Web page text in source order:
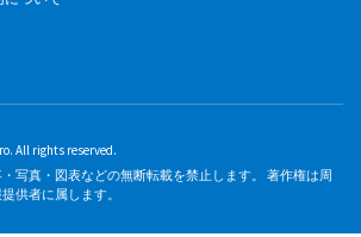
All rights reserved.
写真・図表などの無断転載を禁止します。 著作権は周
供者に属します。